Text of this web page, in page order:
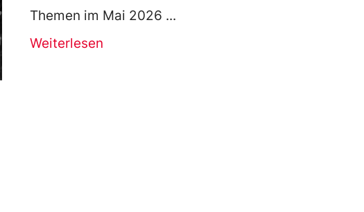
Themen im Mai 2026
Weiterlesen